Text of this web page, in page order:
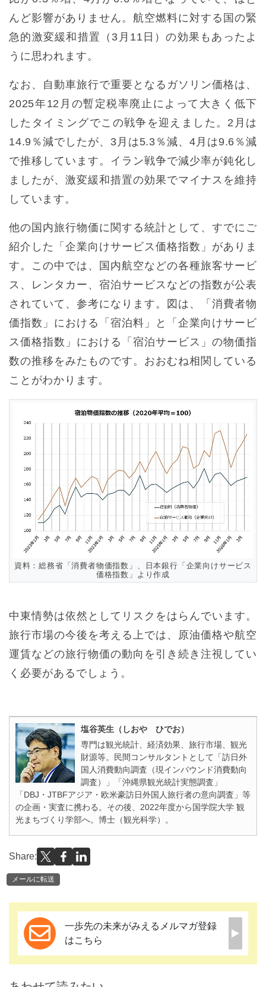
んど影響がありません。航空燃料に対する国の緊
急的激変緩和措置（3月11日）の効果もあったよ
うに思われます。
なお、自動車旅行で重要となるガソリン価格は、
2025年12月の暫定税率廃止によって大きく低下
したタイミングでこの戦争を迎えました。2月は
14.9％減でしたが、3月は5.3％減、4月は9.6％減
で推移しています。イラン戦争で減少率が鈍化し
ましたが、激変緩和措置の効果でマイナスを維持
しています。
他の国内旅行物価に関する統計として、すでにご
紹介した「企業向けサービス価格指数」がありま
す。この中では、国内航空などの各種旅客サービ
ス、レンタカー、宿泊サービスなどの指数が公表
されていて、参考になります。図は、「消費者物
価指数」における「宿泊料」と「企業向けサービ
ス価格指数」における「宿泊サービス」の物価指
数の推移をみたものです。おおむね相関している
ことがわかります。
資料：総務省「消費者物価指数」、日本銀行「企業向けサービス
価格指数」より作成
中東情勢は依然としてリスクをはらんでいます。
旅行市場の今後を考える上では、原油価格や航空
運賃などの旅行物価の動向を引き続き注視してい
く必要があるでしょう。
塩谷英生（しおや ひでお）
専門は観光統計、経済効果、旅行市場、観光
財源等。民間コンサルタントとして「訪日外
国人消費動向調査（現インバウンド消費動向
調査）」「沖縄県観光統計実態調査」
「DBJ・JTBFアジア・欧米豪訪日外国人旅行者の意向調査」等
の企画・実査に携わる。その後、2022年度から国学院大学 観
光まちづくり学部へ。博士（観光科学）。
Share:
メールに転送
一歩先の未来がみえるメルマガ登録
はこちら